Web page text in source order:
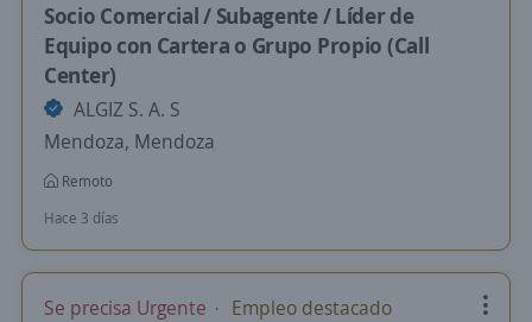
Socio Comercial / Subagente / Líder de
Equipo con Cartera o Grupo Propio (Call
Center)
ALGIZ S. A. S
Mendoza, Mendoza
Remoto
Hace 3 días
Se precisa Urgente Empleo destacado